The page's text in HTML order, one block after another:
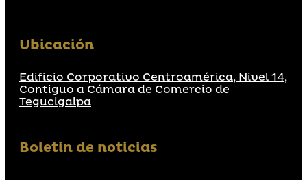
Ubicación
Edificio Corporativo Centroamérica, Nivel 14,
Contiguo a Cámara de Comercio de
Tegucigalpa
Boletin de noticias